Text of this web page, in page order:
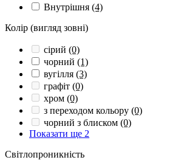
Внутрішня (4)
Колір (вигляд зовні)
сірий (0)
чорний (1)
вугілля (3)
графіт (0)
хром (0)
з переходом кольору (0)
чорний з блиском (0)
Показати ще 2
Світлопроникність